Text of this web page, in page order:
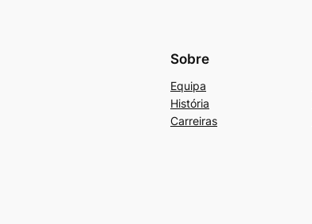
Sobre
Equipa
História
Carreiras